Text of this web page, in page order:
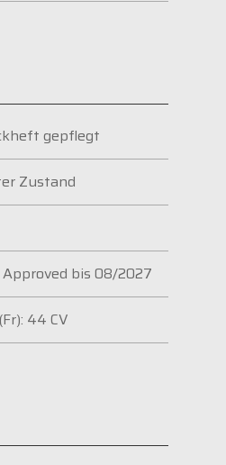
gepflegt
Zustand
bis 08/2027
44 CV